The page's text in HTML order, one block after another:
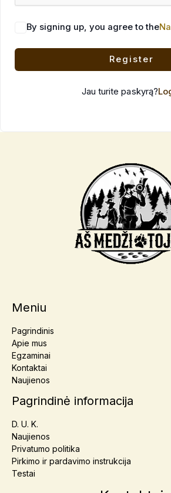
By signing up, you agree to the
Register
Jau turite paskyrą?
Meniu
Pagrindinis
Apie mus
Egzaminai
Kontaktai
Naujienos
Pagrindinė informacija
D. U. K.
Naujienos
Privatumo politika
Pirkimo ir pardavimo instrukcija
Testai